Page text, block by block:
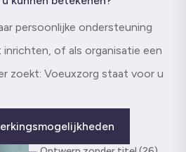
persoonlijke ondersteuning
of als organisatie een
zoekt: Voeuxzorg staat voor u